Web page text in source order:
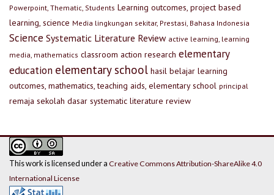
Powerpoint, Thematic, Students Learning outcomes, project based
learning, science Media lingkungan sekitar, Prestasi, Bahasa Indonesia
Science Systematic Literature Review active learning, learning
media, mathematics classroom action research elementary
education elementary school hasil belajar learning
outcomes, mathematics, teaching aids, elementary school principal
remaja sekolah dasar systematic literature review
This work is licensed under a Creative Commons Attribution-ShareAlike 4.0
International License